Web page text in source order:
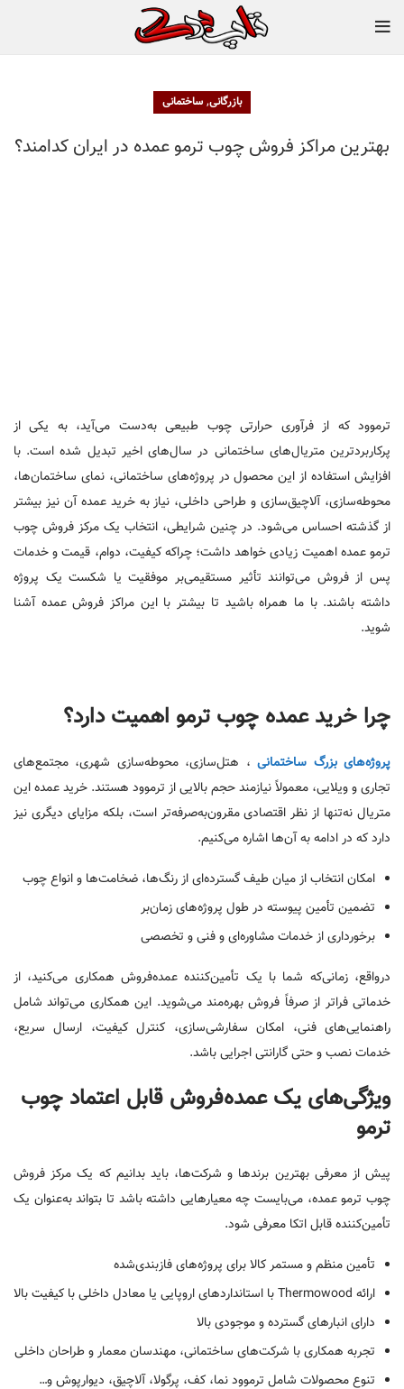
بازرگانی, ساختمانی
بهترین مراکز فروش چوب ترمو عمده در ایران کدامند؟
ترموود که از فرآوری حرارتی چوب طبیعی به‌دست می‌آید، به یکی از
پرکاربردترین متریال‌های ساختمانی در سال‌های اخیر تبدیل شده است. با
افزایش استفاده از این محصول در پروژه‌های ساختمانی، نمای ساختمان‌ها،
محوطه‌سازی، آلاچیق‌سازی و طراحی داخلی، نیاز به خرید عمده آن نیز بیشتر
از گذشته احساس می‌شود. در چنین شرایطی، انتخاب یک مرکز فروش چوب
ترمو عمده اهمیت زیادی خواهد داشت؛ چراکه کیفیت، دوام، قیمت و خدمات
پس از فروش می‌توانند تأثیر مستقیمی‌بر موفقیت یا شکست یک پروژه
داشته باشند. با ما همراه باشید تا بیشتر با این مراکز فروش عمده آشنا
شوید.
چرا خرید عمده چوب ترمو اهمیت دارد؟
پروژه‌های بزرگ ساختمانی، هتل‌سازی، محوطه‌سازی شهری، مجتمع‌های
تجاری و ویلایی، معمولاً نیازمند حجم بالایی از ترموود هستند. خرید عمده این
متریال نه‌تنها از نظر اقتصادی مقرون‌به‌صرفه‌تر است، بلکه مزایای دیگری نیز
دارد که در ادامه به آن‌ها اشاره می‌کنیم.
امکان انتخاب از میان طیف گسترده‌ای از رنگ‌ها، ضخامت‌ها و انواع چوب
تضمین تأمین پیوسته در طول پروژه‌های زمان‌بر
برخورداری از خدمات مشاوره‌ای و فنی و تخصصی
درواقع، زمانی‌که شما با یک تأمین‌کننده عمده‌فروش همکاری می‌کنید، از
خدماتی فراتر از صرفاً فروش بهره‌مند می‌شوید. این همکاری می‌تواند شامل
راهنمایی‌های فنی، امکان سفارشی‌سازی، کنترل کیفیت، ارسال سریع،
خدمات نصب و حتی گارانتی اجرایی باشد.
ویژگی‌های یک عمده‌فروش قابل اعتماد چوب
ترمو
پیش از معرفی بهترین برندها و شرکت‌ها، باید بدانیم که یک مرکز فروش
چوب ترمو عمده، می‌بایست چه معیارهایی داشته باشد تا بتواند به‌عنوان یک
تأمین‌کننده قابل اتکا معرفی شود.
تأمین منظم و مستمر کالا برای پروژه‌های فازبندی‌شده
ارائه Thermowood با استانداردهای اروپایی یا معادل داخلی با کیفیت بالا
دارای انبارهای گسترده و موجودی بالا
تجربه همکاری با شرکت‌های ساختمانی، مهندسان معمار و طراحان داخلی
تنوع محصولات شامل ترموود نما، کف، پرگولا، آلاچیق، دیوارپوش و…